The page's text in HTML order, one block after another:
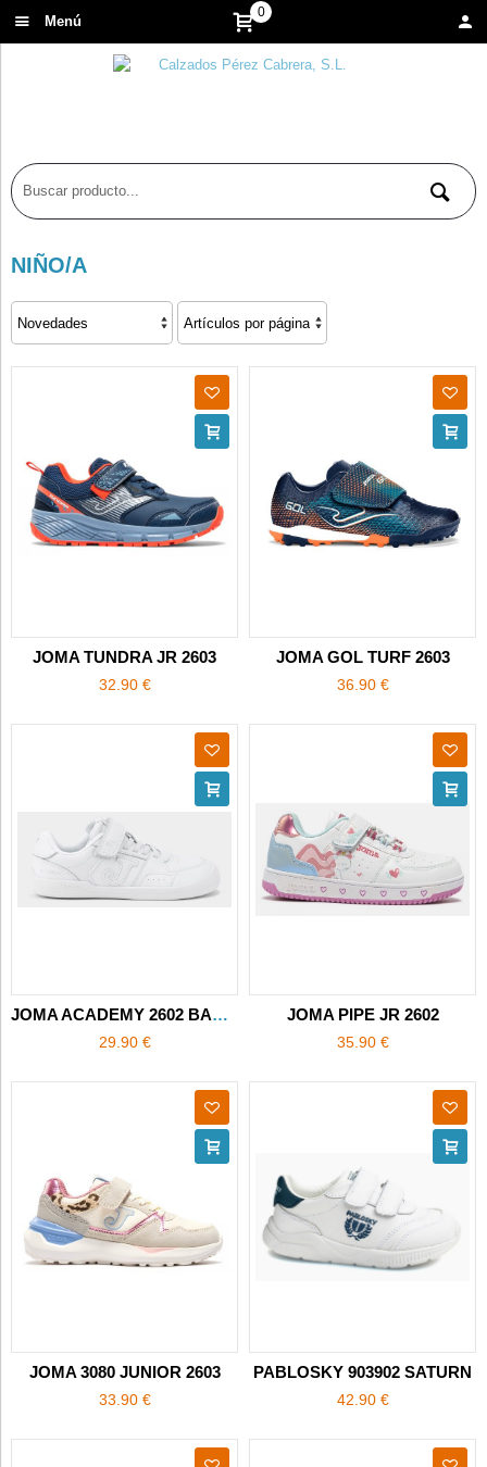
0
NIÑO/A
JOMA TUNDRA JR 2603
32.90 €
JOMA GOL TURF 2603
36.90 €
JOMA ACADEMY 2602 BAREFOOT
29.90 €
JOMA PIPE JR 2602
35.90 €
JOMA 3080 JUNIOR 2603
33.90 €
PABLOSKY 903902 SATURN
42.90 €
Menú